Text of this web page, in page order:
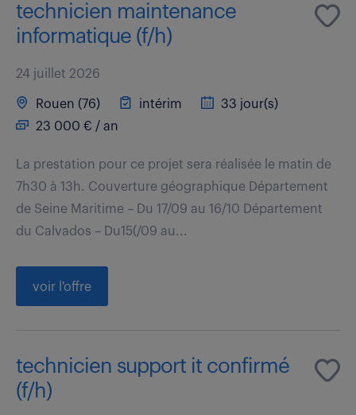
technicien maintenance
informatique (f/h)
24 juillet 2026
Rouen (76) intérim
33 jour(s)
23 000 € / an
La prestation pour ce projet sera réalisée le matin de
7h30 à 13h. Couverture géographique Département
de Seine Maritime – Du 17/09 au 16/10 Département
du Calvados – Du15(/09 au...
voir l'offre
technicien support it confirmé
(f/h)